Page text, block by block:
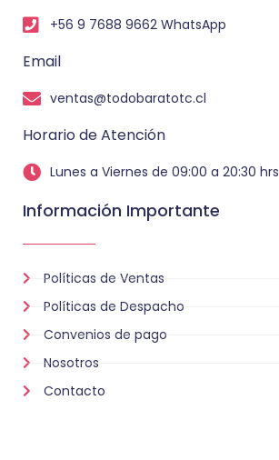
+56 9 7688 9662 WhatsApp
Email
ventas@todobaratotc.cl
Horario de Atención
Lunes a Viernes de 09:00 a 20:30 hrs
Información Importante
Políticas de Ventas
Políticas de Despacho
Convenios de pago
Nosotros
Contacto